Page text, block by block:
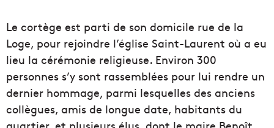
Le cortège est parti de son domicile rue de la
Loge, pour rejoindre l’église Saint-Laurent où a eu
lieu la cérémonie religieuse. Environ 300
personnes s’y sont rassemblées pour lui rendre un
dernier hommage, parmi lesquelles des anciens
collègues, amis de longue date, habitants du